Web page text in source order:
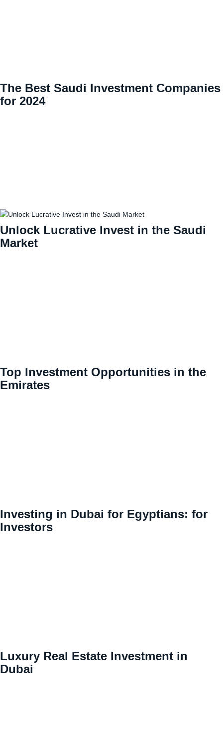
The Best Saudi Investment Companies
for 2024
Unlock Lucrative Invest in the Saudi
Market
Top Investment Opportunities in the
Emirates
Investing in Dubai for Egyptians: for
Investors
Luxury Real Estate Investment in
Dubai